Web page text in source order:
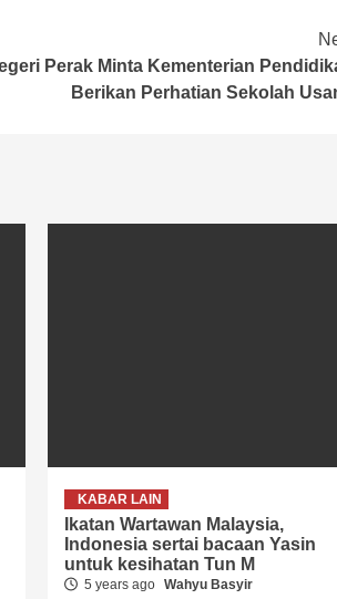
Perak Minta Kementerian
Berikan Perhatian Sekolah
KABAR LAIN
Ikatan Wartawan Malaysia,
Indonesia sertai bacaan Yasin
untuk kesihatan Tun M
5 years ago Wahyu Basyir